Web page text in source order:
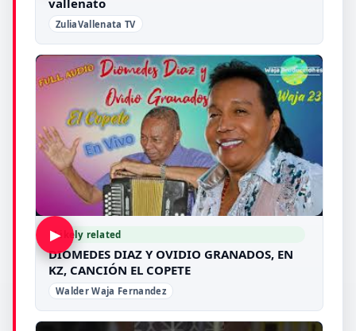
ZuliaVallenata TV
▶Likely related
DIOMEDES DIAZ Y OVIDIO GRANADOS, EN
KZ, CANCIÓN EL COPETE
Walder Waja Fernandez